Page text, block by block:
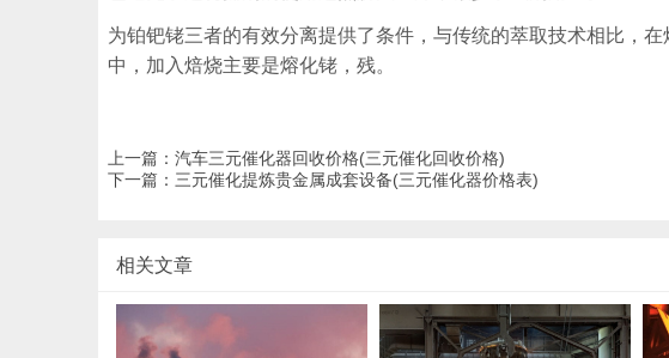
为铂钯铑三者的有效分离提供了条件，与传统的萃取技术相比，
中，加入焙烧主要是熔化铑，残。
上一篇： 汽车三元催化器回收价格(三元催化回收价格)
下一篇： 三元催化提炼贵金属成套设备(三元催化器价格表)
相关文章